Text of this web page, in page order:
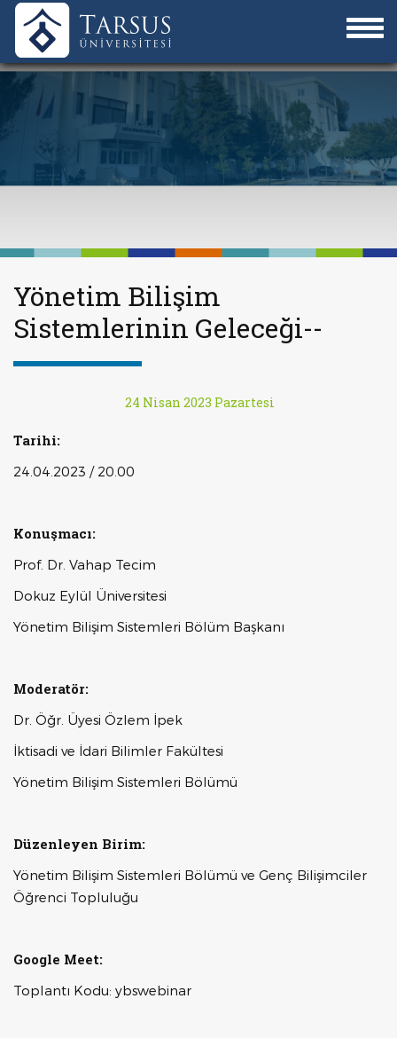
Yönetim Bilişim
Sistemlerinin Geleceği--
24 Nisan 2023 Pazartesi
Tarihi:
24.04.2023 / 20.00
Konuşmacı:
Prof. Dr. Vahap Tecim
Dokuz Eylül Üniversitesi
Yönetim Bilişim Sistemleri Bölüm Başkanı
Moderatör:
Dr. Öğr. Üyesi Özlem İpek
İktisadi ve İdari Bilimler Fakültesi
Yönetim Bilişim Sistemleri Bölümü
Düzenleyen Birim:
Yönetim Bilişim Sistemleri Bölümü ve Genç Bilişimciler
Öğrenci Topluluğu
Google Meet:
Toplantı Kodu: ybswebinar